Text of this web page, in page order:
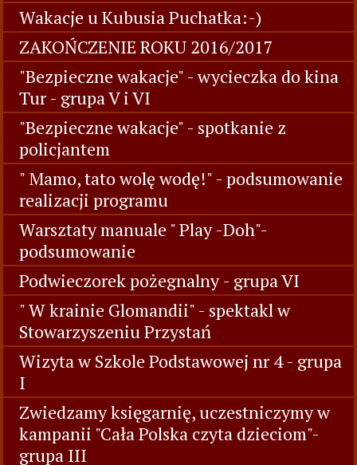
Wakacje u Kubusia Puchatka:-)
ZAKOŃCZENIE ROKU 2016/2017
"Bezpieczne wakacje" - wycieczka do kina
Tur - grupa V i VI
"Bezpieczne wakacje" - spotkanie z
policjantem
" Mamo, tato wolę wodę!" - podsumowanie
realizacji programu
Warsztaty manuale " Play -Doh"-
podsumowanie
Podwieczorek pożegnalny - grupa VI
" W krainie Glomandii" - spektakl w
Stowarzyszeniu Przystań
Wizyta w Szkole Podstawowej nr 4 - grupa
I
Zwiedzamy księgarnię, uczestniczymy w
kampanii "Cała Polska czyta dzieciom"-
grupa III